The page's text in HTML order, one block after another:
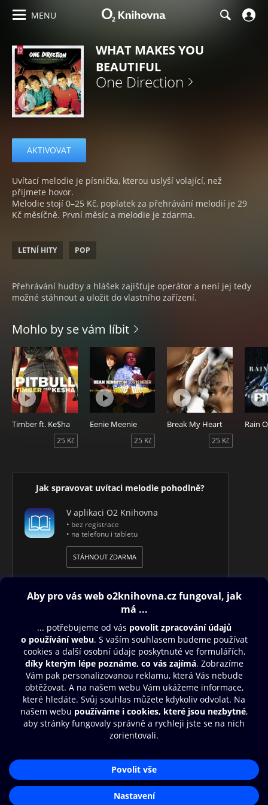
MENU
WHAT MAKES YOU
BEAUTIFUL
One Direction
AKTIVOVAT
Uvítací melodie je písnička, kterou uslyší volající, než
přijmete hovor.
Melodie stojí 0–25 Kč, poplatek za přehrávání melodií je 29
Kč měsíčně. První měsíc a melodie je zdarma.
LETNÍ HITY POP
Přehrávání hudby a hlášek zajišťuje operátor a není jej tedy
možné stáhnout a uložit do vlastního zařízení.
Mohlo by se vám líbit
Timber ft. Ke$ha
25 Kč
Eenie Meenie
25 Kč
Break My Heart
25 Kč
Jak spravovat uvítaci melodie pohodlně?
V aplikaci O2 Knihovna
• bez registrace
• na telefonu i tabletu
STÁHNOUT ZDARMA
Obsah ke stažení
Moje O2 Knihovna
Další zábava
© O2 Czech Republic a.s.
Zásady zpracování osobních údajůAplikace O2 Knihovna
Čti a poslouchej své e-knihy a